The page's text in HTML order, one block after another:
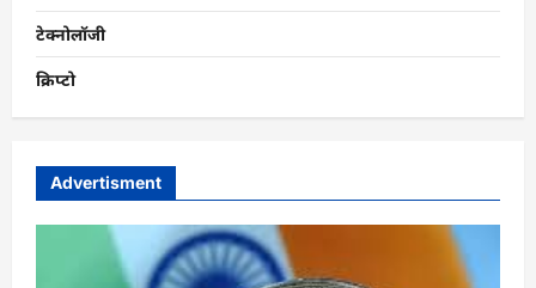
टेक्नोलॉजी
क्रिप्टो
Advertisment